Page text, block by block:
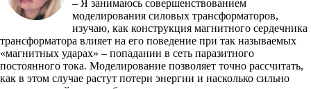
– Я занимаюсь совершенствованием
моделирования силовых трансформаторов,
изучаю, как конструкция магнитного сердечника
трансформатора влияет на его поведение при так называемых
«магнитных ударах» – попадании в сеть паразитного
постоянного тока. Моделирование позволяет точно рассчитать,
как в этом случае растут потери энергии и насколько сильно